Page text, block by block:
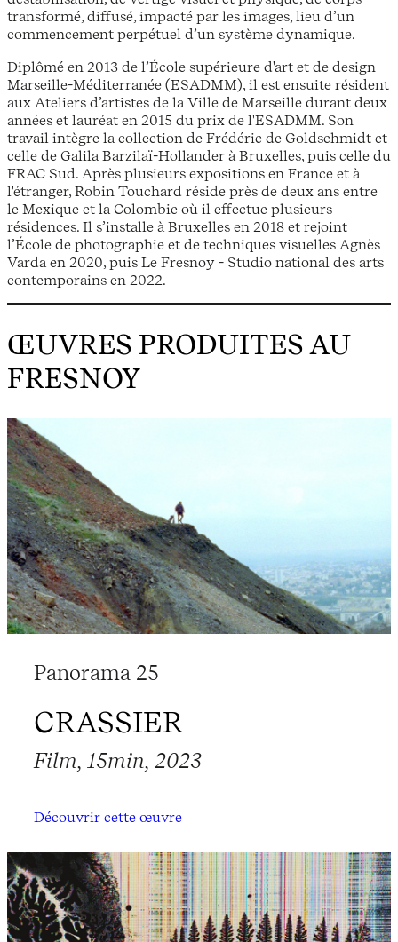
transformé, diffusé, impacté par les images, lieu d’un
commencement perpétuel d’un système dynamique.
Diplômé en 2013 de l’École supérieure d'art et de design
Marseille-Méditerranée (ESADMM), il est ensuite résident
aux Ateliers d’artistes de la Ville de Marseille durant deux
années et lauréat en 2015 du prix de l'ESADMM. Son
travail intègre la collection de Frédéric de Goldschmidt et
celle de Galila Barzilaï-Hollander à Bruxelles, puis celle du
FRAC Sud. Après plusieurs expositions en France et à
l'étranger, Robin Touchard réside près de deux ans entre
le Mexique et la Colombie où il effectue plusieurs
résidences. Il s’installe à Bruxelles en 2018 et rejoint
l’École de photographie et de techniques visuelles Agnès
Varda en 2020, puis Le Fresnoy - Studio national des arts
contemporains en 2022.
ŒUVRES PRODUITES AU
FRESNOY
Panorama 25
CRASSIER
Film, 15min, 2023
Découvrir cette œuvre